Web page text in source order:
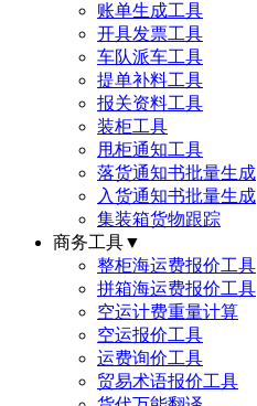
账单生成工具
开具发票工具
车队派车工具
提单补料工具
报关资料工具
装柜工具
甩柜通知工具
落货通知书批量生成
入货通知书批量生成
集装箱货物跟踪
商务工具▼
整柜海运费报价工具
拼箱海运费报价工具
空运计费重量计算
空运报价工具
运费询价工具
贸易术语报价工具